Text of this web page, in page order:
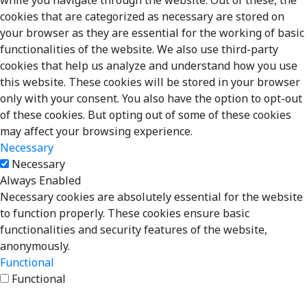
cookies that are categorized as necessary are stored on
your browser as they are essential for the working of basic
functionalities of the website. We also use third-party
cookies that help us analyze and understand how you use
this website. These cookies will be stored in your browser
only with your consent. You also have the option to opt-out
of these cookies. But opting out of some of these cookies
may affect your browsing experience.
Necessary
Necessary
Always Enabled
Necessary cookies are absolutely essential for the website
to function properly. These cookies ensure basic
functionalities and security features of the website,
anonymously.
Functional
Functional